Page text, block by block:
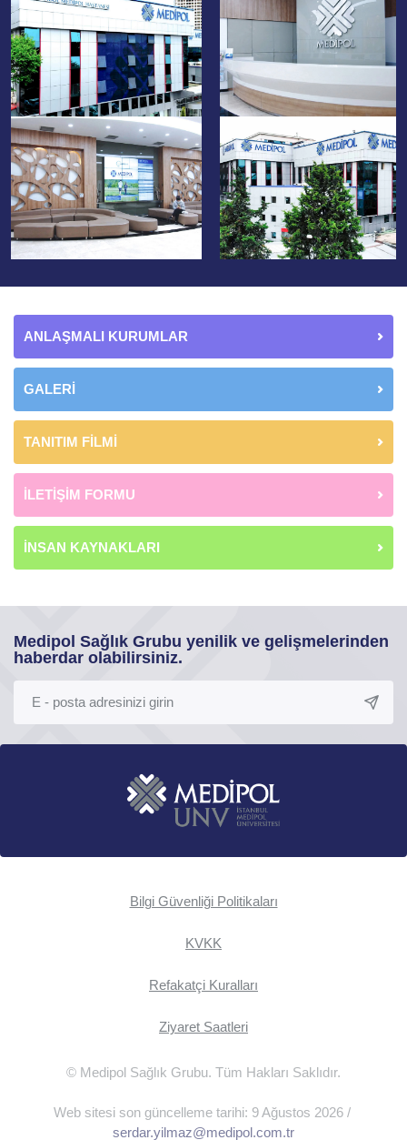
ANLAŞMALI KURUMLAR
GALERİ
TANITIM FİLMİ
İLETİŞİM FORMU
İNSAN KAYNAKLARI
Medipol Sağlık Grubu yenilik ve gelişmelerinden
haberdar olabilirsiniz.
Bilgi Güvenliği Politikaları
KVKK
Refakatçi Kuralları
Ziyaret Saatleri
© Medipol Sağlık Grubu. Tüm Hakları Saklıdır.
Web sitesi son güncelleme tarihi: 9 Ağustos 2026 /
serdar.yilmaz@medipol.com.tr